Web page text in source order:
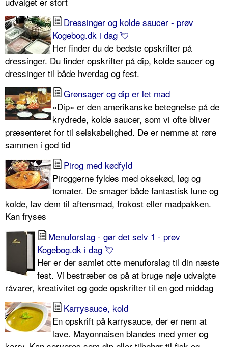
Dressinger og kolde saucer - prøv
Kogebog.dk i dag 💘
Her finder du de bedste opskrifter på
dressinger. Du finder opskrifter på dip, kolde saucer og
dressinger til både hverdag og fest.
Grønsager og dip er let mad
»Dip« er den amerikanske betegnelse på de
krydrede, kolde saucer, som vi ofte bliver
præsenteret for til selskabelighed. De er nemme at røre
sammen i god tid
Pirog med kødfyld
Piroggerne fyldes med oksekød, løg og
tomater. De smager både fantastisk lune og
kolde, lav dem til aftensmad, frokost eller madpakken.
Kan fryses
Menuforslag - gør det selv 1 - prøv
Kogebog.dk i dag 💘
Her er der samlet otte menuforslag til din næste
fest. Vi bestræber os på at bruge nøje udvalgte
råvarer, kreativitet og gode opskrifter til en god middag
Karrysauce, kold
En opskrift på karrysauce, der er nem at
lave. Mayonnaisen blandes med ymer og